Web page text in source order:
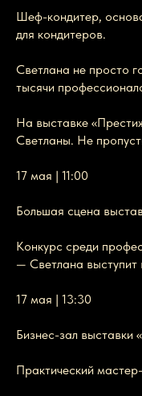
Шеф-кондитер,
для кондитеров.
Светлана не просто
тысячи
На выставке
Светланы. Не
17 мая | 11:00
Большая сцена
Конкурс среди
— Светлана выступит
17 мая | 13:30
Бизнес-зал выставки
Практический